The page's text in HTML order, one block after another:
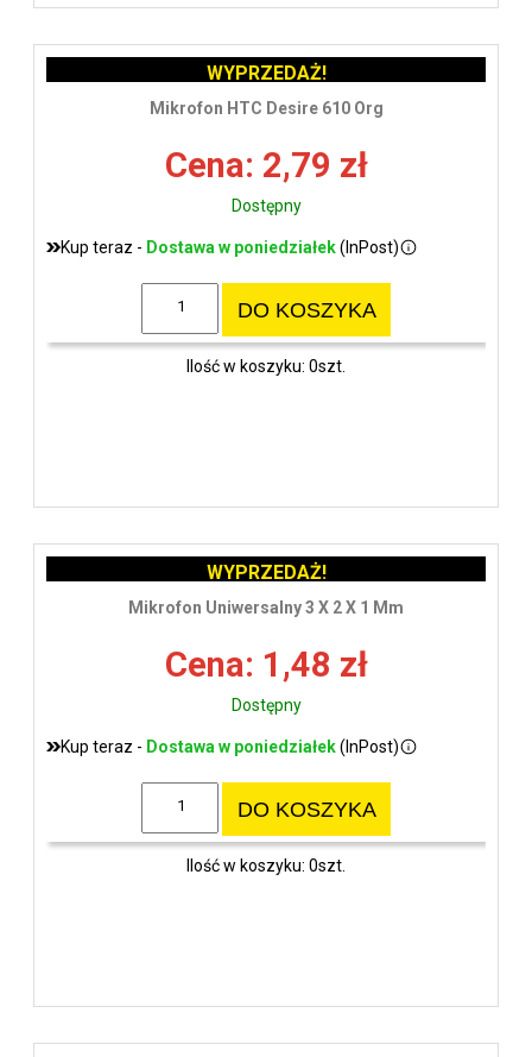
Mikrofon HTC Desire 610 Org
Cena: 2,79 zł
Dostępny
Kup teraz - Dostawa w poniedziałek(InPost)
DO KOSZYKA
Ilość w koszyku: 0szt.
WYPRZEDAŻ!
Mikrofon Uniwersalny 3 X 2 X 1 Mm
Cena: 1,48 zł
Dostępny
Kup teraz - Dostawa w poniedziałek(InPost)
DO KOSZYKA
Ilość w koszyku: 0szt.
WYPRZEDAŻ!